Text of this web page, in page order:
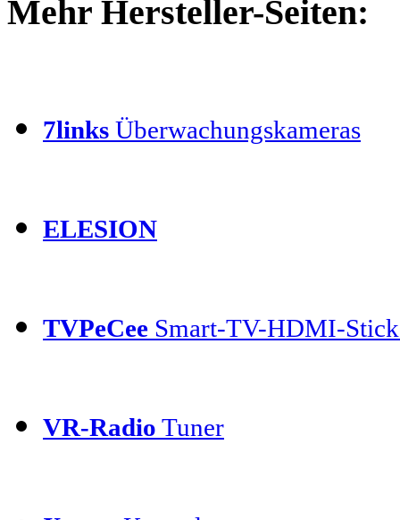
Mehr Hersteller-Seiten:
7links Überwachungskameras
ELESION
TVPeCee Smart-TV-HDMI-
VR-Radio Tuner